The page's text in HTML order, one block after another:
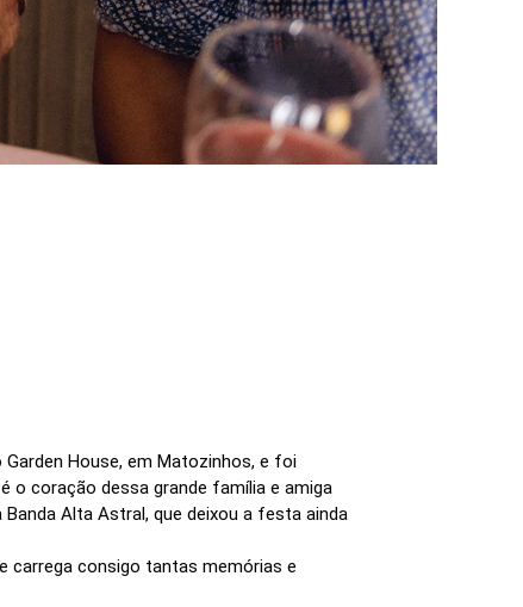
House, em Matozinhos, e foi
o coração dessa grande família e amiga
Alta Astral, que deixou a festa ainda
carrega consigo tantas memórias e